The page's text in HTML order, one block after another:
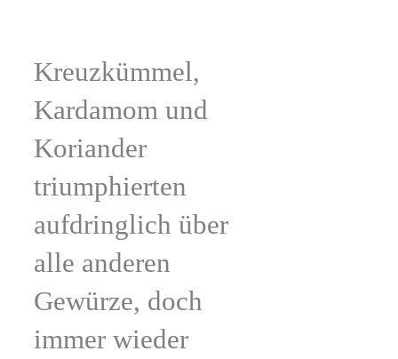
Kreuzkümmel,
Kardamom und
Koriander
triumphierten
aufdringlich über
alle anderen
Gewürze, doch
immer wieder